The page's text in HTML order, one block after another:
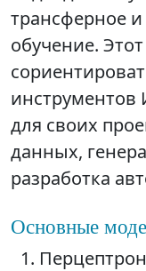
трансферное
обучение.
для своих
данных,
разработка
Основные